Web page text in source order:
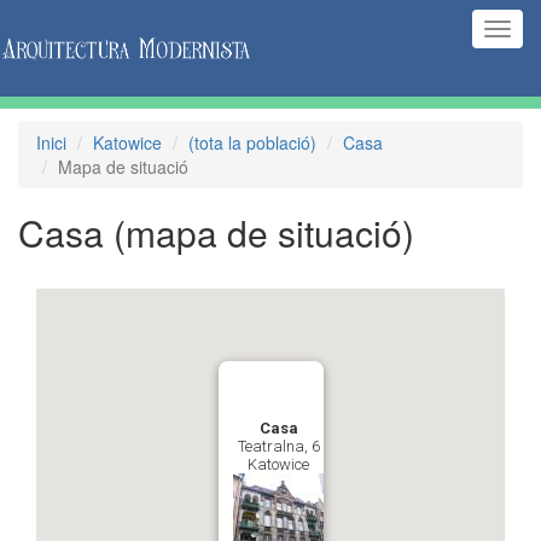
Inici Katowice (tota la població)
Casa
Mapa de situació
Casa (mapa de situació)
Casa
Teatralna, 6
Katowice